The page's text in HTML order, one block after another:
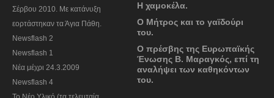
Σέρβου 2010. Με κατάνυξη
εορτάστηκαν τα Άγια Πάθη.
Newsflash 2
Newsflash 1
Nέα μέχρι 24.3.2009
Newsflash 4
Η χαμοκέλα.
Ο Μήτρος και το γαϊδούρι
του.
Ο πρέσβης της Ευρωπαϊκής
Ένωσης Β. Μαραγκός, επί τη
αναλήψει των καθηκόντων
του.